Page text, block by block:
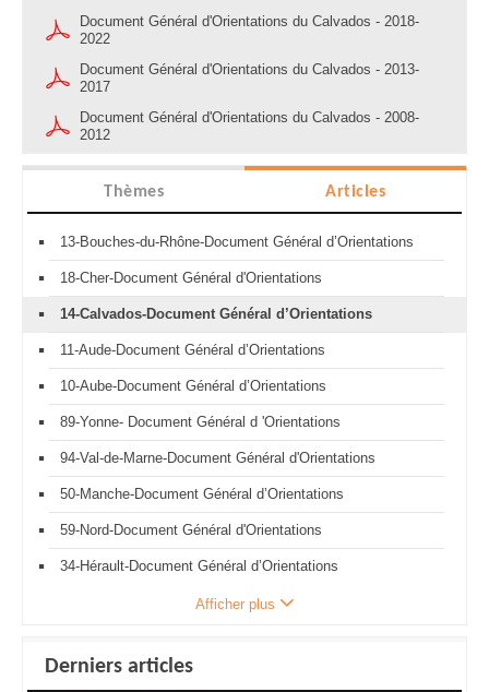
Document Général d'Orientations du Calvados - 2018-
2022
Document Général d'Orientations du Calvados - 2013-
2017
Document Général d'Orientations du Calvados - 2008-
2012
Thèmes Articles
13-Bouches-du-Rhône-Document Général d’Orientations
18-Cher-Document Général d'Orientations
14-Calvados-Document Général d’Orientations
11-Aude-Document Général d’Orientations
10-Aube-Document Général d’Orientations
89-Yonne- Document Général d 'Orientations
94-Val-de-Marne-Document Général d'Orientations
50-Manche-Document Général d’Orientations
59-Nord-Document Général d'Orientations
34-Hérault-Document Général d’Orientations
Afficher plus
Derniers articles